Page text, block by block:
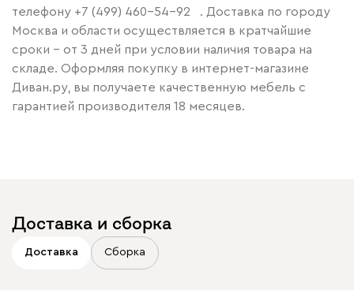
телефону +7 (499) 460-54-92
. Доставка по городу
Москва и области осуществляется в кратчайшие
сроки – от 3 дней при условии наличия товара на
складе. Оформляя покупку в интернет-магазине
Диван.ру, вы получаете качественную мебель с
гарантией производителя 18 месяцев.
Доставка и сборка
Доставка Сборка